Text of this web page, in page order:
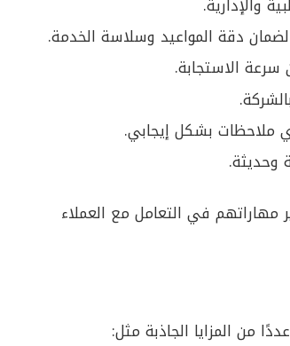
والإدارية.
دقة المواعيد وسلاسة الخدمة.
سرعة الاستجابة.
ملاحظات بشكل إيجابي.
وحديثة.
في التعامل مع العملاء
من المزايا الجاذبة مثل: